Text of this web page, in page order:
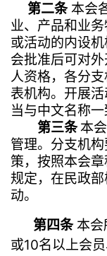
第二条 本会
业、产品和业
或活动的内设
会批准后可对
人资格，各分
表机构。开展
当与中文名称一
第三条本
管理。分支机
策，按照本会
规定，在民政
动。
第四条 本会
或10名以上会